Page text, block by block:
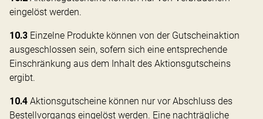
eingelöst werden.
10.3 Einzelne Produkte können von der Gutscheinaktion
ausgeschlossen sein, sofern sich eine entsprechende
Einschränkung aus dem Inhalt des Aktionsgutscheins
ergibt.
10.4 Aktionsgutscheine können nur vor Abschluss des
Bestellvorgangs eingelöst werden. Eine nachträgliche